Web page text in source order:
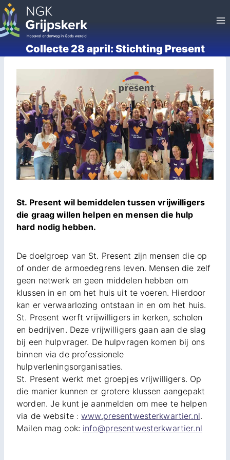
Doorgaan
naar
inhoud
Collecte 28 april: Stichting Present
St. Present wil bemiddelen tussen vrijwilligers
die graag willen helpen en mensen die hulp
hard nodig hebben.
De doelgroep van St. Present zijn mensen die op
of onder de armoedegrens leven. Mensen die zelf
geen netwerk en geen middelen hebben om
klussen in en om het huis uit te voeren. Hierdoor
kan er verwaarlozing ontstaan in en om het huis.
St. Present werft vrijwilligers in kerken, scholen
en bedrijven. Deze vrijwilligers gaan aan de slag
bij een hulpvrager. De hulpvragen komen bij ons
binnen via de professionele
hulpverleningsorganisaties.
St. Present werkt met groepjes vrijwilligers. Op
die manier kunnen er grotere klussen aangepakt
worden. Je kunt je aanmelden om mee te helpen
via de website :www.presentwesterkwartier.nl.
Mailen mag ook: info@presentwesterkwartier.nl